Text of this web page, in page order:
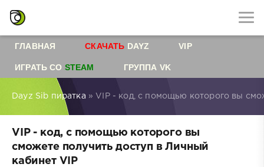
ГЛАВНАЯ СКАЧАТЬ DAYZ VIP
ИГРАТЬ СО STEAM ГРУППА VK
Dayz Sib пиратка » VIP - код, с помощью которого вы
VIP - код, с помощью которого вы
сможете получить доступ в Личный
кабинет VIP